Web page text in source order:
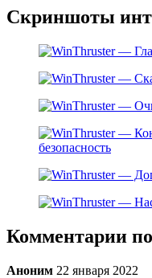
Скриншоты
Комментарии
Аноним 22 января 2022